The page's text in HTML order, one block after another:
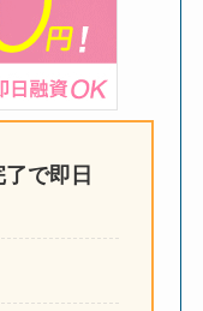
で即日